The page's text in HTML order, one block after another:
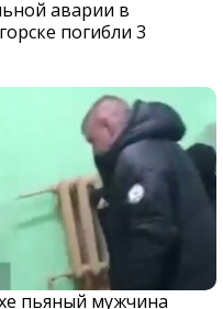
аварии в
погибли 3
пьяный мужчина